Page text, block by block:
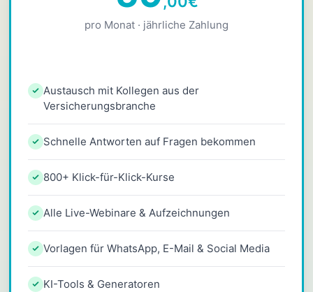
pro Monat · jährliche Zahlung
Austausch mit Kollegen aus der
Versicherungsbranche
Schnelle Antworten auf Fragen bekommen
800+ Klick-für-Klick-Kurse
Alle Live-Webinare & Aufzeichnungen
Vorlagen für WhatsApp, E-Mail & Social Media
KI-Tools & Generatoren